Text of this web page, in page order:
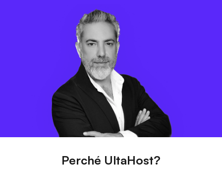
Perché UltaHost?